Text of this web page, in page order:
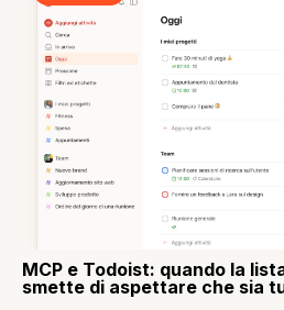
MCP e Todoist: quando la
smette di aspettare che sia